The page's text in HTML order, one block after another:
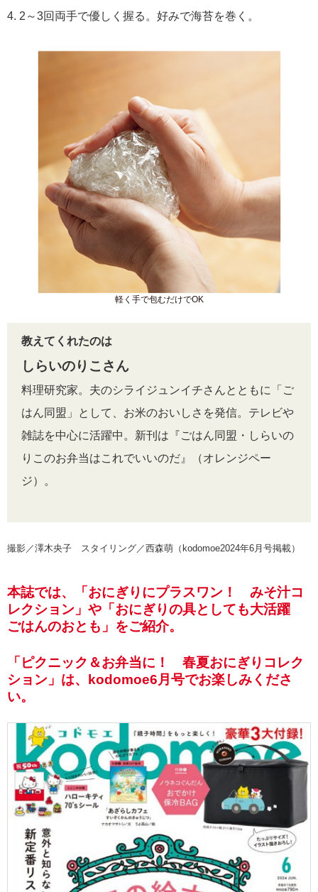
4. 2～3回両手で優しく握る。好みで海苔を巻く。
軽く手で包むだけでOK
教えてくれたのは
しらいのりこさん
料理研究家。夫のシライジュンイチさんとともに「ご
はん同盟」として、お米のおいしさを発信。テレビや
雑誌を中心に活躍中。新刊は『ごはん同盟・しらいの
りこのお弁当はこれでいいのだ』（オレンジペー
ジ）。
撮影／澤木央子 スタイリング／西森萌（kodomoe2024年6月号掲載）
本誌では、「おにぎりにプラスワン！ みそ汁コ
レクション」や「おにぎりの具としても大活躍
ごはんのおとも」をご紹介。
「ピクニック＆お弁当に！ 春夏おにぎりコレク
ション」は、kodomoe6月号でお楽しみくださ
い。